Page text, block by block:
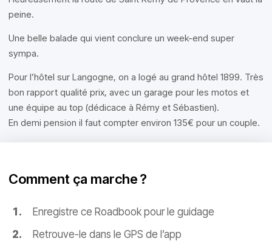
peine.
Une belle balade qui vient conclure un week-end super
sympa.
Pour l’hôtel sur Langogne, on a logé au grand hôtel 1899. Très
bon rapport qualité prix, avec un garage pour les motos et
une équipe au top (dédicace à Rémy et Sébastien).
En demi pension il faut compter environ 135€ pour un couple.
Comment ça marche ?
Enregistre ce Roadbook pour le guidage
Retrouve-le dans le GPS de l’app